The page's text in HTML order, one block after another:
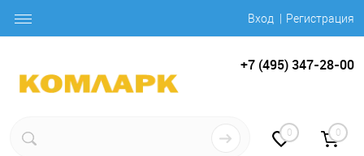
Вход Регистрация
+7 (495) 347-28-00
0 0